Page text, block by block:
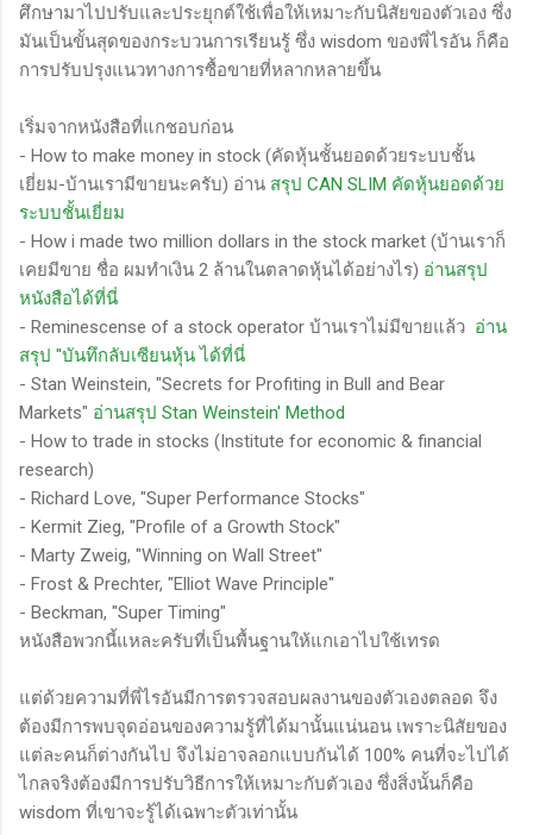
ศึกษามาไปปรับและประยุกต์ใช้เพื่อให้เหมาะกับนิสัยของตัวเอง ซึ่ง
มันเป็นขั้นสุดของกระบวนการเรียนรู้ ซึ่ง wisdom ของพี่ไรอัน ก็คือ
การปรับปรุงแนวทางการซื้อขายที่หลากหลายขึ้น
เริ่มจากหนังสือที่แกชอบก่อน
- How to make money in stock (คัดหุ้นชั้นยอดด้วยระบบชั้น
เยี่ยม-บ้านเรามีขายนะครับ) อ่าน สรุป CAN SLIM คัดหุ้นยอดด้วย
ระบบชั้นเยี่ยม
- How i made two million dollars in the stock market (บ้านเราก็
เคยมีขาย ชื่อ ผมทำเงิน 2 ล้านในตลาดหุ้นได้อย่างไร) อ่านสรุป
หนังสือได้ที่นี่
- Reminescense of a stock operator บ้านเราไม่มีขายแล้ว อ่าน
สรุป "บันทึกลับเซียนหุ้น ได้ที่นี่
- Stan Weinstein, "Secrets for Profiting in Bull and Bear
Markets" อ่านสรุป Stan Weinstein' Method
- How to trade in stocks (Institute for economic & financial
research)
- Richard Love, "Super Performance Stocks"
- Kermit Zieg, "Profile of a Growth Stock"
- Marty Zweig, "Winning on Wall Street"
- Frost & Prechter, "Elliot Wave Principle"
- Beckman, "Super Timing"
หนังสือพวกนี้แหละครับที่เป็นพื้นฐานให้แกเอาไปใช้เทรด
แต่ด้วยความที่พี่ไรอันมีการตรวจสอบผลงานของตัวเองตลอด จึง
ต้องมีการพบจุดอ่อนของความรู้ที่ได้มานั้นแน่นอน เพราะนิสัยของ
แต่ละคนก็ต่างกันไป จึงไม่อาจลอกแบบกันได้ 100% คนที่จะไปได้
ไกลจริงต้องมีการปรับวิธีการให้เหมาะกับตัวเอง ซึ่งสิ่งนั้นก็คือ
wisdom ที่เขาจะรู้ได้เฉพาะตัวเท่านั้น